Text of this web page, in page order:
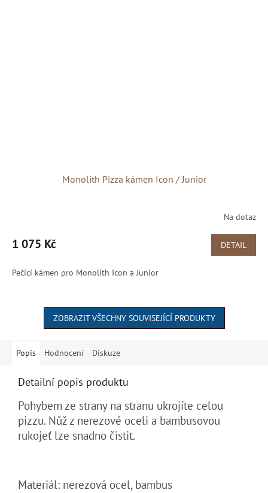
Monolith Pizza kámen Icon / Junior
Na dotaz
1 075 Kč DETAIL
Pečící kámen pro Monolith Icon a Junior
ZOBRAZIT VŠECHNY SOUVISEJÍCÍ PRODUKTY
Popis Hodnocení Diskuze
Detailní popis produktu
Pohybem ze strany na stranu ukrojíte celou
pizzu. Nůž z nerezové oceli a bambusovou
rukojeť lze snadno čistit.
Materiál: nerezová ocel, bambus